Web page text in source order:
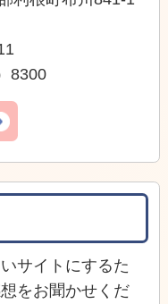
8300
サイトにするた
をお聞かせくだ